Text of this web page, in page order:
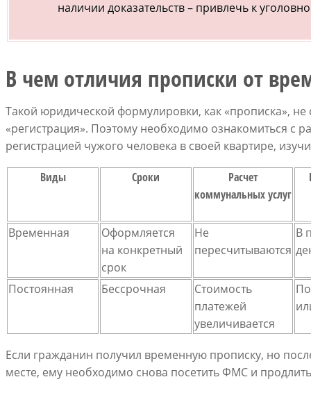
наличии доказательств – привлечь к
В чем отличия прописки от
Такой юридической формулировки, как «прописка», не
«регистрация». Поэтому необходимо ознакомиться с
регистрацией чужого человека в своей квартире,
Виды Сроки
Расчет
коммунальных услуг
Временная
Оформляется
на конкретный
срок
Не
пересчитываются
В
Постоянная Бессрочная
Стоимость
платежей
увеличивается
Если гражданин получил временную прописку, но
месте, ему необходимо снова посетить ФМС и